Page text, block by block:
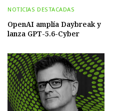
NOTICIAS DESTACADAS
OpenAI amplía Daybreak y
lanza GPT-5.6-Cyber